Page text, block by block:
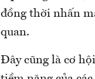
đồng thời nhấn
quan.
Đây cũng là cơ